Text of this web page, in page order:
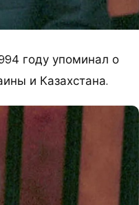
году упоминал о
и Казахстана.